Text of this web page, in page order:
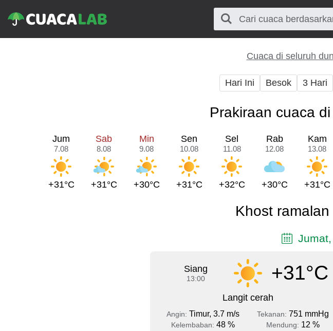
Cuaca di seluruh
Hari Ini Besok 3 Hari
Prakiraan cuaca
Jum
7.08
+31°C
Sab
8.08
+31°C
Min
9.08
+30°C
Sen
10.08
+31°C
Sel
11.08
+32°C
Rab
12.08
+30°C
Kam
13.08
+31°C
Khost
Siang
13:00 +31°C
Langit cerah
Angin: Timur, 3.7 m/s Tekanan: 751 mmHg
Kelembaban: 48 % Mendung: 12 %